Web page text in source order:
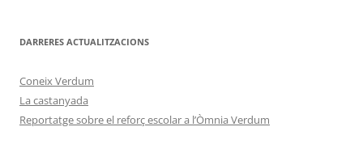
DARRERES ACTUALITZACIONS
Coneix Verdum
La castanyada
Reportatge sobre el reforç escolar a l’Òmnia Verdum